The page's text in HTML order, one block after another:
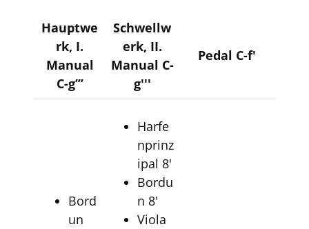
Hauptwe
rk, I.
Manual
C-g’’’
Schwellw
erk, II.
Manual C-
g'''
Pedal C-f'
Bord
un
Harfe
nprinz
ipal 8'
Bordu
n 8'
Viola